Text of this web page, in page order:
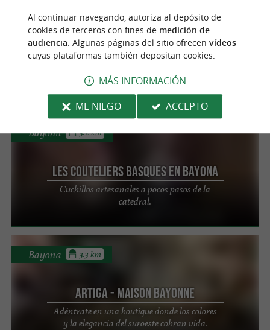
Chapellerie Après La Pluie
Auténticas boinas vascas en Bayona
Les Couteliers Basques en Bayona
Cuchillos artesanales a pocos pasos de la
catedral.
Bayona 3.2 km
Artiga - Maison Bayonne
Adéntrate en una boutique donde los colores
y la elegancia del suroeste cobran vida.
Bayona 3.3 km
Al continuar navegando, autoriza al depósito de
cookies de terceros con fines de medición de
audiencia. Algunas páginas del sitio ofrecen vídeos
cuyas plataformas también depositan cookies.
MÁS INFORMACIÓN
ME NIEGO
ACCEPTO